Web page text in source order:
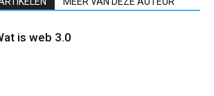
is web 3.0